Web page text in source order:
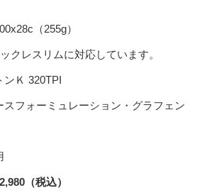
（255g）
クレスリムに対応しています。
Ｋ 320TPI
スフォーミュレーション・グラフェン
（税込）